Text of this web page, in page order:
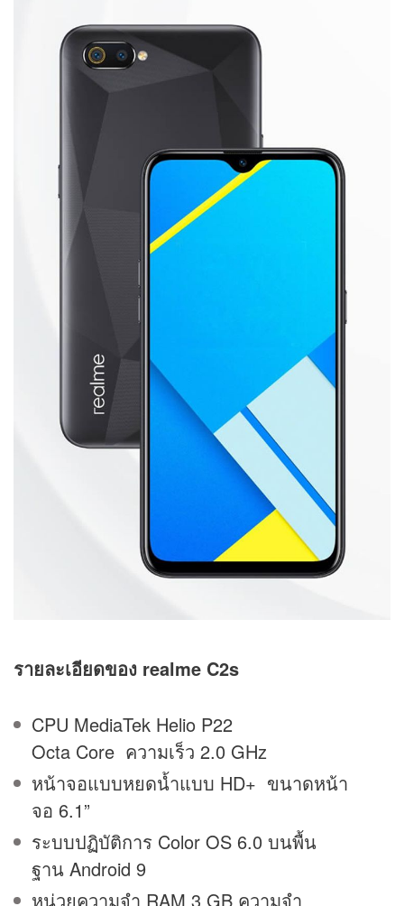
รายละเอียดของ realme C2s
CPU MediaTek Helio P22
Octa Core ความเร็ว 2.0 GHz
หน้าจอแบบหยดน้ำแบบ HD+ ขนาดหน้า
จอ 6.1”
ระบบปฏิบัติการ Color OS 6.0 บนพื้น
ฐาน Android 9
หน่วยความจำ RAM 3 GB ความจำ